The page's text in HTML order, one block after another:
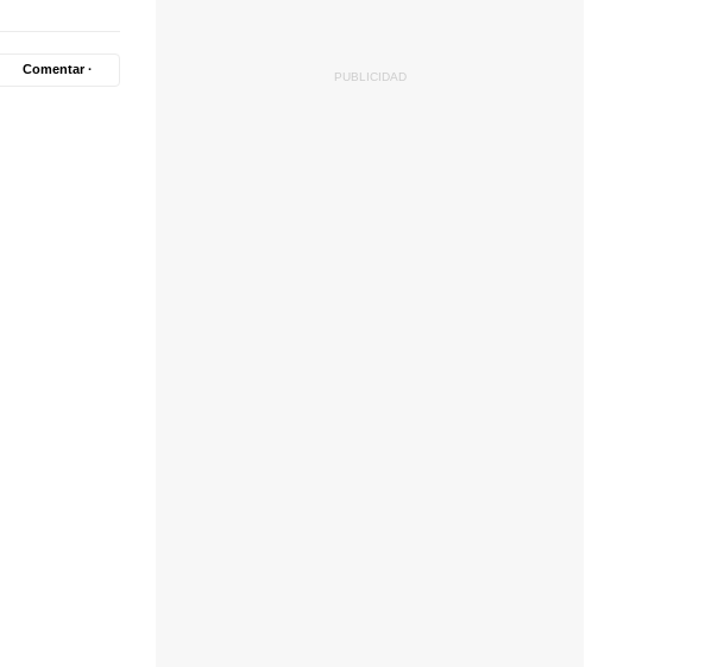
Comentar ·